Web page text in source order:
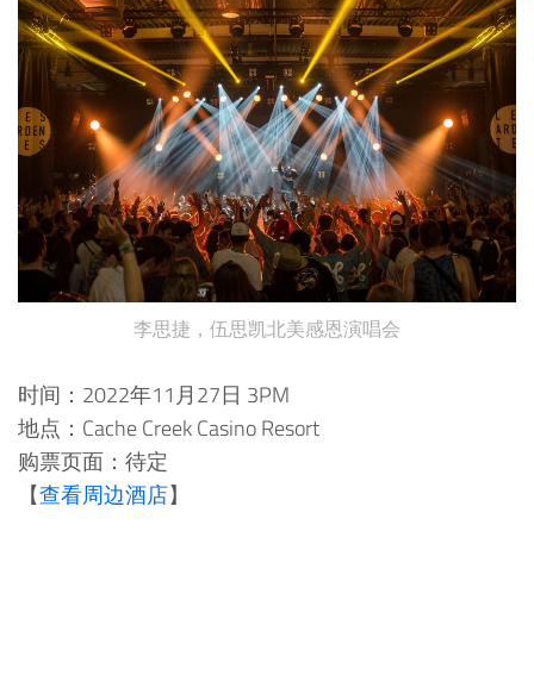
李思捷，伍思凯北美感恩演唱会
时间：2022年11月27日 3PM
地点：Cache Creek Casino Resort
购票页面：待定
【查看周边酒店】